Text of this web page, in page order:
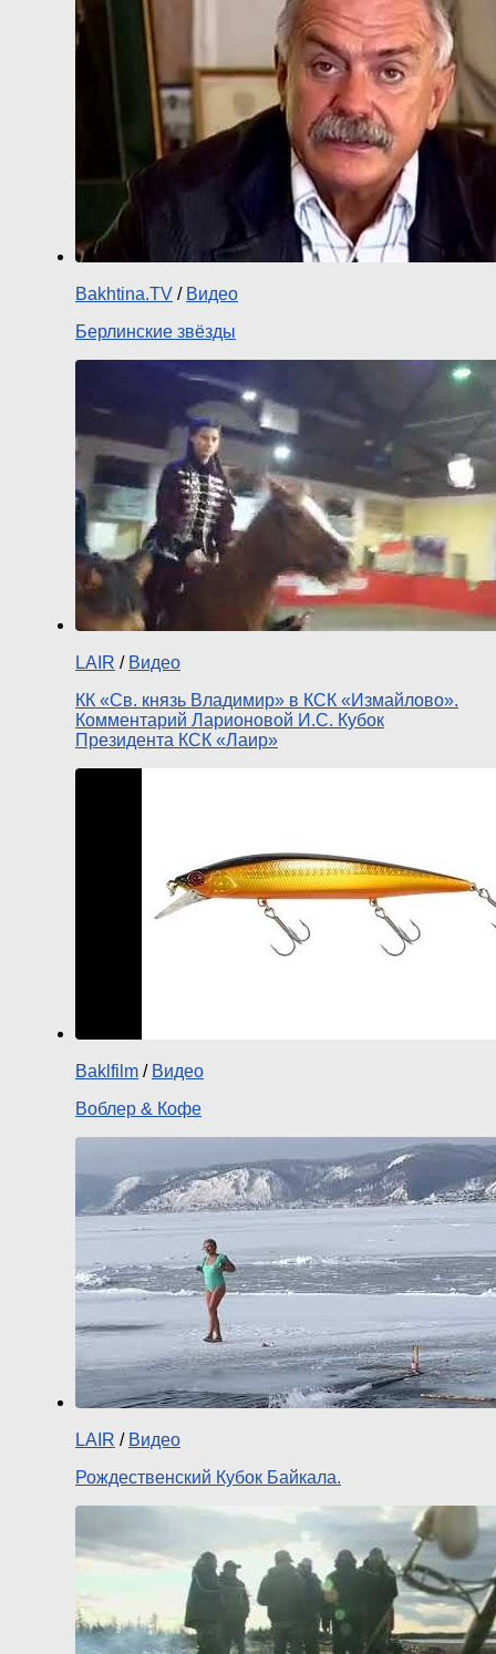
Bakhtina.TV / Видео
Берлинские звёзды
LAIR / Видео
КК «Св. князь Владимир» в КСК «Измайлово».
Комментарий Ларионовой И.С. Кубок
Президента КСК «Лаир»
Baklfilm / Видео
Воблер & Кофе
LAIR / Видео
Рождественский Кубок Байкала.